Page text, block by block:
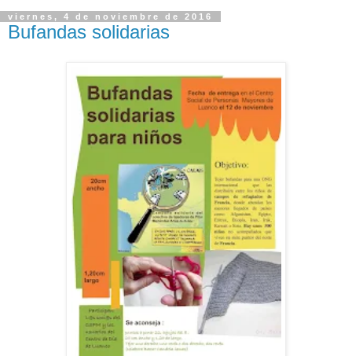
viernes, 4 de noviembre de 2016
Bufandas solidarias